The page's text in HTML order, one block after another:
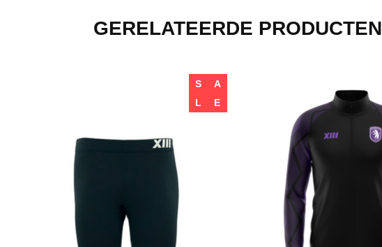
GERELATEERDE PRODUCTEN
S
A
L
E